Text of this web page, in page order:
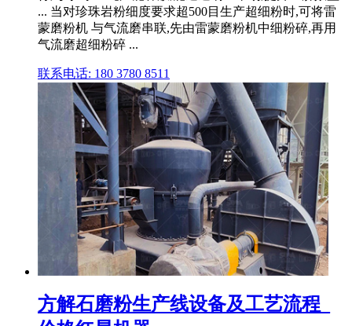
... 当对珍珠岩粉细度要求超500目生产超细粉时,可将雷
蒙磨粉机 与气流磨串联,先由雷蒙磨粉机中细粉碎,再用
气流磨超细粉碎 ...
联系电话: 180 3780 8511
方解石磨粉生产线设备及工艺流程_